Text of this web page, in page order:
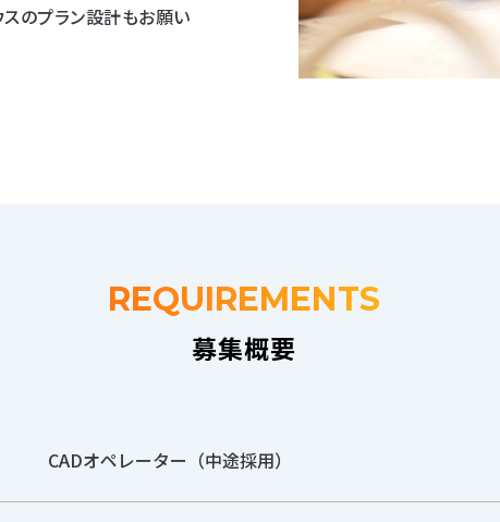
のプラン設計もお願い
REQUIREMENTS
募集概要
CADオペレーター（中途採用）